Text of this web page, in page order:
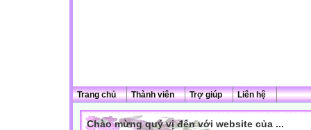
Trang chủ Thành viên Trợ giúp Liên hệ
Chào mừng quý vị đến với website của ...